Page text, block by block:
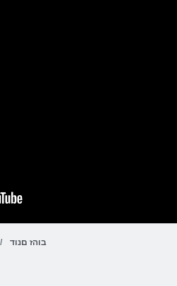
בוהז םנוד